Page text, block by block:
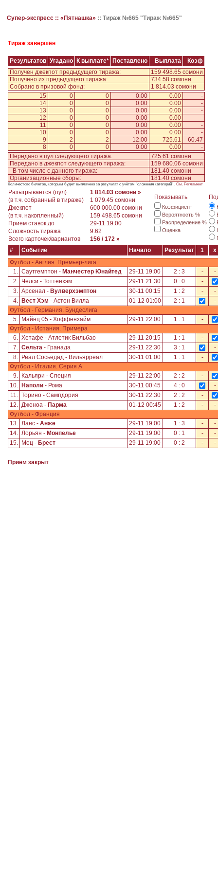
Супер-экспресс :: «Пятнашка» :: Тираж №665 "Тираж №665"
Тираж завершён
Результатов Угадано К выплате* Поставлено Выплата
Коэф
Получен джекпот предыдущего тиража:
159 498.65 сомони
Получено из предыдущего тиража:
734.58 сомони
Собрано в призовой фонд:
1 814.03 сомони
15
0 0 0.00 0.00
-
14
0 0 0.00 0.00
-
13
0 0 0.00 0.00
-
12
0 0 0.00 0.00
-
11
0 0 0.00 0.00
-
10
0 0 0.00 0.00
-
9
2 2 12.00 725.61
60.47
8
0 0 0.00 0.00
-
Передано в пул следующего тиража:
725.61 сомони
Передано в джекпот следующего тиража:
159 680.06 сомони
В том числе с данного тиража:
181.40 сомони
Организационные сборы:
181.40 сомони
Количестово билетов, которым будет выплачено за результат с учётом "сложения категорий" . См. Регламент
Разыгрывается (пул)
1 814.03 сомони »
(в т.ч. собранный в тираже)
1 079.45 сомони
Джекпот
600 000.00 сомони
(в т.ч. накопленный)
159 498.65 сомони
Прием ставок до
29-11 19:00
Сложность тиража
9.62
Всего карточек/вариантов
156 / 172 »
Показывать
Коэфициент
Вероятность %
Распределение %
Оценка
# Событие Начало Результат 1
x
Футбол - Англия. Премьер-лига
1. Саутгемптон - Манчестер Юнайтед 29-11 19:00 2 : 3 -
-
2. Челси - Тоттенхэм 29-11 21:30 0 : 0
-
3. Арсенал - Вулверхэмптон 30-11 00:15 1 : 2 -
-
4.
Вест Хэм - Астон Вилла 01-12 01:00 2 : 1
-
Футбол - Германия. Бундеслига
5.
Майнц 05 - Хоффенхайм 29-11 22:00 1 : 1
-
Футбол - Испания. Примера
6. Хетафе - Атлетик Бильбао 29-11 20:15 1 : 1
-
7. Сельта - Гранада 29-11 22:30 3 : 1
-
8.
Реал Сосьедад - Вильярреал 30-11 01:00 1 : 1
-
Футбол - Италия. Серия А
9.
Кальяри - Специя 29-11 22:00 2 : 2
-
10.
Наполи - Рома 30-11 00:45 4 : 0
-
11. Торино - Сампдория 30-11 22:30 2 : 2
-
12. Дженоа - Парма 01-12 00:45 1 : 2 -
-
Футбол - Франция
13. Ланс - Анже 29-11 19:00 1 : 3 -
-
14. Лорьян - Монпелье 29-11 19:00 0 : 1 -
-
15.
Мец - Брест 29-11 19:00 0 : 2 - -
Приём закрыт